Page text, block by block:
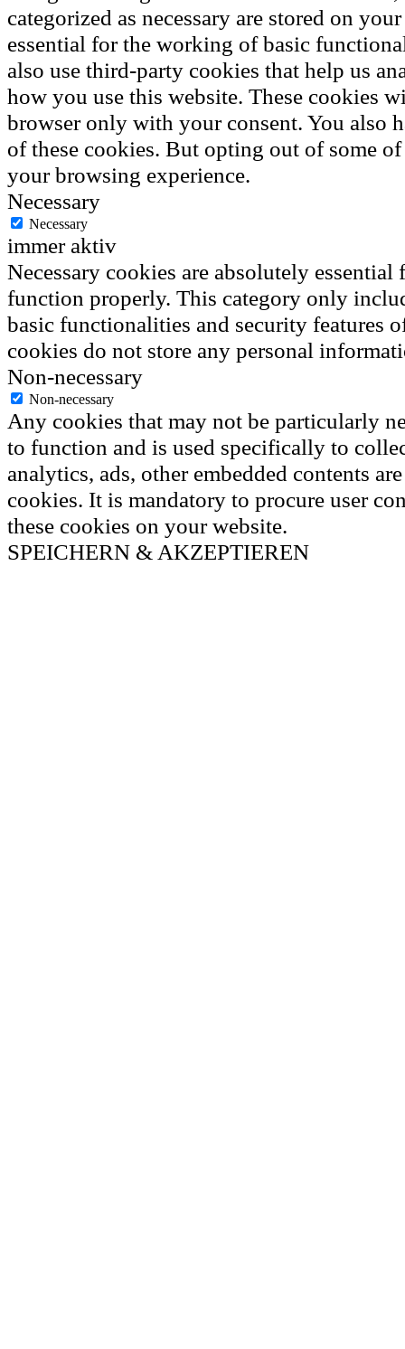
categorized as necessary are stored on
essential for the working of basic
also use third-party cookies that help us
how you use this website. These cookies
browser only with your consent. You also
of these cookies. But opting out of some
your browsing experience.
Necessary
Necessary
immer aktiv
Necessary cookies are absolutely essential
function properly. This category only
basic functionalities and security features
cookies do not store any personal
Non-necessary
Non-necessary
Any cookies that may not be particularly
to function and is used specifically to
analytics, ads, other embedded contents
cookies. It is mandatory to procure user
these cookies on your website.
SPEICHERN & AKZEPTIEREN